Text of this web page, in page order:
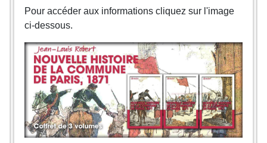
Pour accéder aux informations cliquez sur l'image
ci-dessous.